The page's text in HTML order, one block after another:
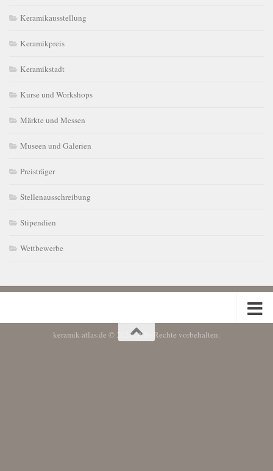
Keramikausstellung
Keramikpreis
Keramikstadt
Kurse und Workshops
Märkte und Messen
Museen und Galerien
Preisträger
Stellenausschreibung
Stipendien
Wettbewerbe
keramik-atlas.de © 2026. Alle Rechte vorbehalten.